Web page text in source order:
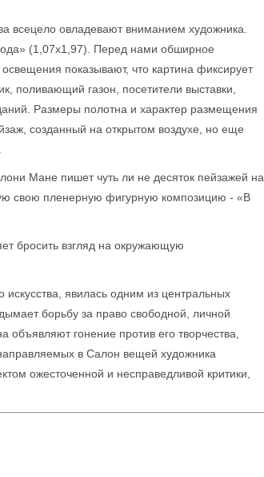
всецело овладевают вниманием художника.
(1,07x1,97). Перед нами обширное
показывают, что картина фиксирует
поливающий газон, посетители выставки,
Размеры полотна и характер размещения
созданный на открытом воздухе, но еще
Мане пишет чуть ли не десяток пейзажей на
свою пленерную фигурную композицию - «В
бросить взгляд на окружающую
явилась одним из центральных
борьбу за право свободной, личной
гонение против его творчества,
в Салон вещей художника
ожесточенной и несправедливой критики,